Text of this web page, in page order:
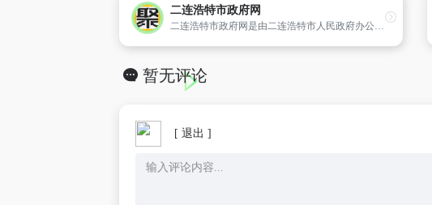
二连浩特市政府网
二连浩特市政府网是由二连浩特市人民政府办公厅主办,市电子政务中心承办的政府门户网站,是市政府公众信息平台和对外宣传的重要窗口,也是全市各级政府机关公用的信息综合平台。以及二连浩特市电子政务建设的重要组成部分。二连浩特市政府网目前设有走进二连、口岸动态、招商引资、蒙俄经贸、特色旅游、政民互动
暂无评论
[ 退出 ]